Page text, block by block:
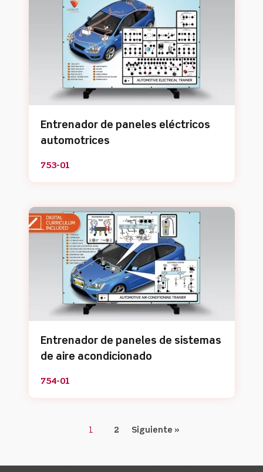
Entrenador de paneles eléctricos
automotrices
753-01
Entrenador de paneles de sistemas
de aire acondicionado
754-01
1 2 Siguiente »